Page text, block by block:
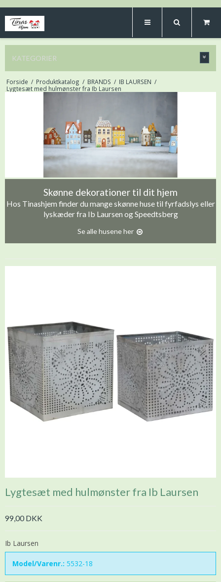
KATEGORIER
Forside / Produktkatalog / BRANDS / IB LAURSEN /
Lygtesæt med hulmønster fra Ib Laursen
Skønne dekorationer til dit hjem
Hos Tinashjem finder du mange skønne huse til fyrfadslys eller
lyskæder fra Ib Laursen og Speedtsberg
Se alle husene her
Lygtesæt med hulmønster fra Ib Laursen
99,00 DKK
Ib Laursen
Model/Varenr.: 5532-18